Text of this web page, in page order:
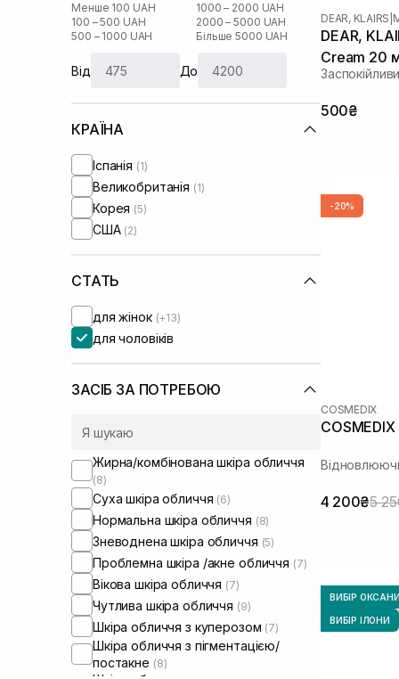
Менше 100 UAH
100 – 500 UAH
500 – 1000 UAH
1000 – 2000 UAH
2000 – 5000 UAH
Більше 5000 UAH
Від До
КРАЇНА
Іспанія (1)
Великобританія (1)
Корея (5)
США (2)
СТАТЬ
для жінок (+13)
для чоловіків
ЗАСІБ ЗА ПОТРЕБОЮ
Жирна/комбінована шкіра обличчя
(8)
Суха шкіра обличчя (6)
Нормальна шкіра обличчя (8)
Зневоднена шкіра обличчя (5)
Проблемна шкіра /акне обличчя (7)
Вікова шкіра обличчя (7)
Чутлива шкіра обличчя (9)
Шкіра обличчя з куперозом (7)
Шкіра обличчя з пігментацією/
постакне (8)
DEAR, KLAIRS
DEAR,
Cream 20
500₴
-20%
COSMEDIX
4 200₴5
ВИБІР ОКСАНИ
ВИБІР ІЛОНИ